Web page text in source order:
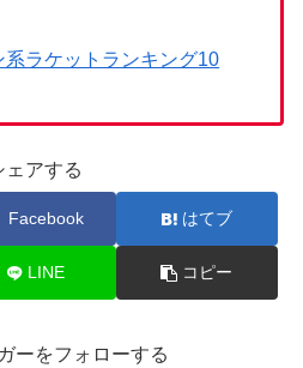
系ラケットランキング10
ェアする
Facebook はてブ
LINE コピー
ーをフォローする